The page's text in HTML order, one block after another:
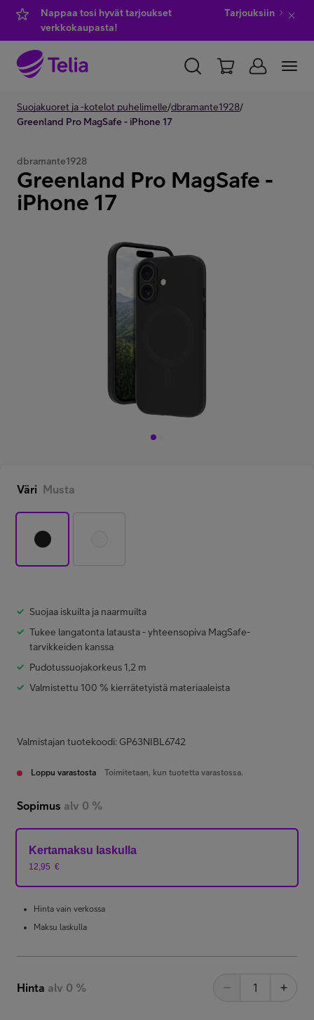
Nappaa tosi hyvät tarjoukset
verkkokaupasta!
Tarjouksiin
YKSITYISILLE YRITYKSILLE WHOLESALE
Kauppa
Minun Telia Yrityksille
Suojakuoret ja -kotelot puhelimelle/dbramante1928/
Greenland Pro MagSafe - iPhone 17
dbramante1928
Greenland Pro MagSafe -
iPhone 17
Väri Musta
Suojaa iskuilta ja naarmuilta
Tukee langatonta latausta - yhteensopiva MagSafe-
tarvikkeiden kanssa
Pudotussuojakorkeus 1,2 m
Valmistettu 100 % kierrätetyistä materiaaleista
Valmistajan tuotekoodi: GP63NIBL6742
Loppu varastosta Toimitetaan, kun tuotetta varastossa.
Sopimus alv 0 %
Kertamaksu laskulla
12,95 €
Hinta vain verkossa
Maksu laskulla
Hinta alv 0 %